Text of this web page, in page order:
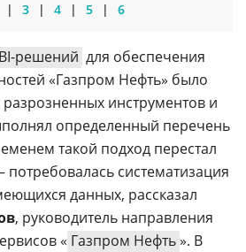
| 3 | 4 | 5 | 6
BI-решений для обеспечения
«Газпром Нефть» было
инструментов и
определенный перечень
такой подход перестал
систематизация
данных, рассказал
, руководитель направления
« Газпром Нефть». В